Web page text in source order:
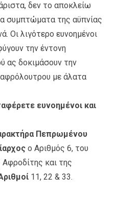
δεν το αποκλείω
συμπτώματα της αϋπνίας
Οι λιγότερο ευνοημένοι
την έντονη
ας δοκιμάσουν την
με άλατα
ευνοημένοι και
Πεπρωμένου
ο Αριθμός 6, του
και της
11, 22 & 33.